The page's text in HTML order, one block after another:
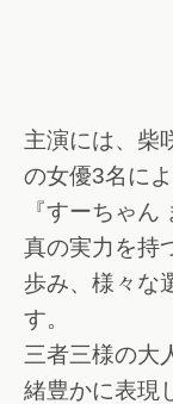
主演には、柴
の女優3名に
『すーちゃん
真の実力を持
歩み、様々な
す。
三者三様の大
緒豊かに表現